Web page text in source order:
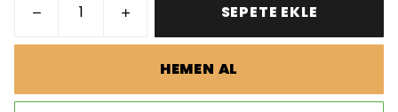
SEPETE EKLE
HEMEN AL